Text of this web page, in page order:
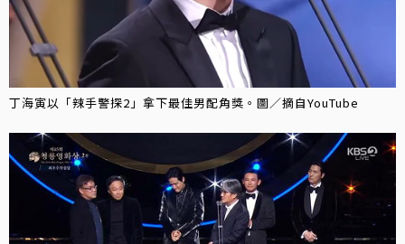
丁海寅以「辣手警探2」拿下最佳男配角獎。圖／摘自YouTube